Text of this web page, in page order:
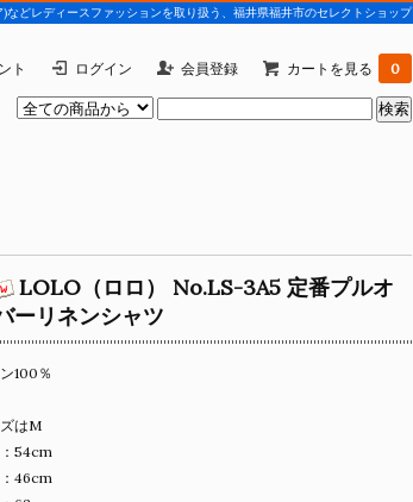
どレディースファッションを取り扱う、福井県福井市のセレクトショップ
ト ログイン 会員登録 カートを見る 0
LOLO（ロロ） No.LS-3A5 定番プルオ
ーリネンシャツ
100％
はM
54cm
46cm